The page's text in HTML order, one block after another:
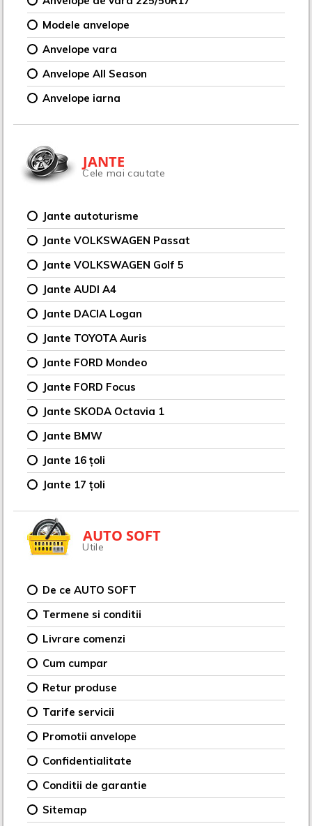
Modele anvelope
Anvelope vara
Anvelope All Season
Anvelope iarna
JANTE
Cele mai cautate
Jante autoturisme
Jante VOLKSWAGEN Passat
Jante VOLKSWAGEN Golf 5
Jante AUDI A4
Jante DACIA Logan
Jante TOYOTA Auris
Jante FORD Mondeo
Jante FORD Focus
Jante SKODA Octavia 1
Jante BMW
Jante 16 țoli
Jante 17 țoli
AUTO SOFT
Utile
De ce AUTO SOFT
Termene si conditii
Livrare comenzi
Cum cumpar
Retur produse
Tarife servicii
Promotii anvelope
Confidentialitate
Conditii de garantie
Sitemap